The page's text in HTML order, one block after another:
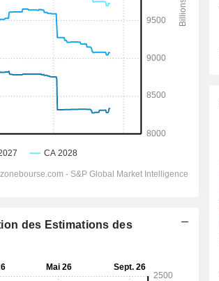
des Estimations des